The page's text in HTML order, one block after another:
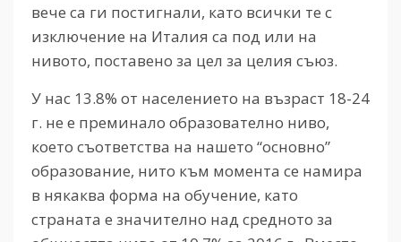
вече са ги постигнали, като всички те с
изключение на Италия са под или на
нивото, поставено за цел за целия съюз.
У нас 13.8% от населението на възраст 18-24
г. не е преминало образователно ниво,
което съответства на нашето “основно”
образование, нито към момента се намира
в някаква форма на обучение, като
страната е значително над средното за